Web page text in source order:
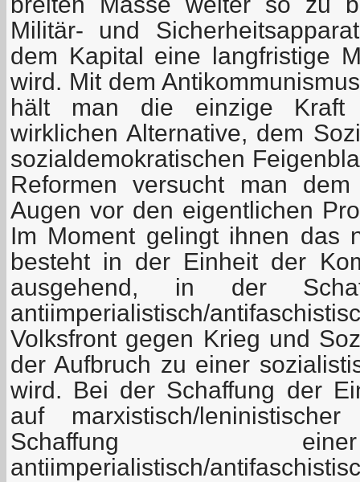
Militär- und
dem Kapital eine langfristige
wird. Mit dem
hält man die einzige Kraft
wirklichen Alternative, dem
sozialdemokratischen
Reformen versucht man
Augen vor den eigentlichen
Im Moment gelingt ihnen das
besteht in der Einheit der
ausgehend, in der
antiimperialistisch/
Volksfront gegen Krieg und
der Aufbruch zu einer
wird. Bei der Schaffung der
auf marxistisch/
Schaffung
antiimperialistisch/